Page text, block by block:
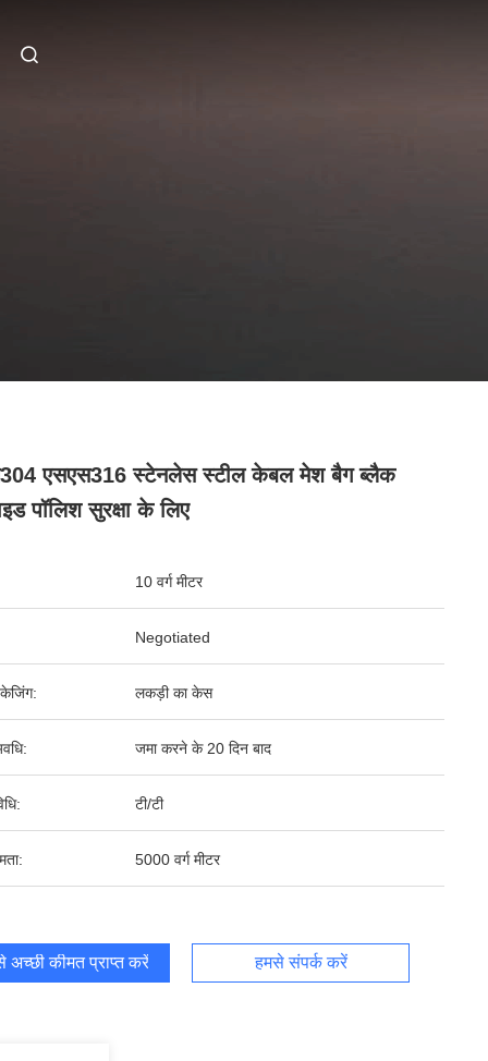
एसएस316 स्टेनलेस स्टील केबल मेश बैग ब्लैक
पॉलिश सुरक्षा के लिए
10 वर्ग मीटर
Negotiated
लकड़ी का केस
जमा करने के 20 दिन बाद
टी/टी
5000 वर्ग मीटर
अच्छी कीमत प्राप्त करें हमसे संपर्क करें